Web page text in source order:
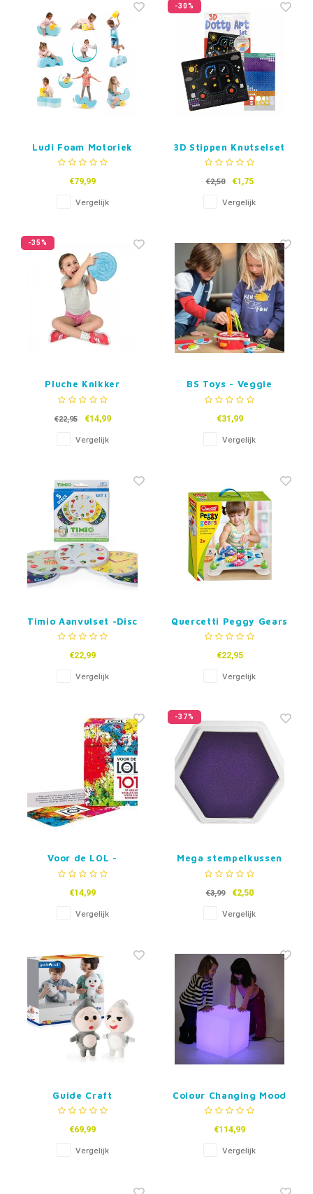
Ludi Foam Motoriek
Vormen
€79,99
Vergelijk
-30%
3D Stippen Knutselset
€2,50 €1,75
Vergelijk
-35%
Pluche Knikker
Doolhof
€22,95 €14,99
Vergelijk
BS Toys - Veggie
€31,99
Vergelijk
Timio Aanvulset -Disc
pack #3
€22,99
Vergelijk
Quercetti Peggy Gears
€22,95
Vergelijk
Voor de LOL -
Partyspel -
€14,99
Vergelijk
-37%
Mega stempelkussen
Paars
€3,99 €2,50
Vergelijk
Guide Craft
Emotiepoppen Kai Kai
€69,99
Vergelijk
Colour Changing Mood
Cube with LED - 30cm
€114,99
Vergelijk